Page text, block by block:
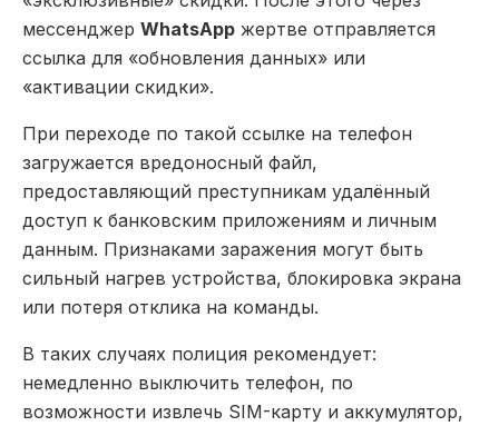
мессенджер WhatsApp жертве отправляется
ссылка для «обновления данных» или
«активации скидки».
При переходе по такой ссылке на телефон
загружается вредоносный файл,
предоставляющий преступникам удалённый
доступ к банковским приложениям и личным
данным. Признаками заражения могут быть
сильный нагрев устройства, блокировка экрана
или потеря отклика на команды.
В таких случаях полиция рекомендует:
немедленно выключить телефон, по
возможности извлечь SIM-карту и аккумулятор,